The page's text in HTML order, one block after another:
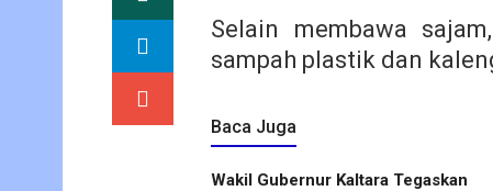
Selain membawa
sampah plastik dan
Baca Juga
Wakil Gubernur Kaltara Tegaskan